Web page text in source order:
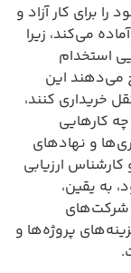
برای کار آزاد و
می‌کند، زیرا
استخدام
می‌دهند این
خریداری کنند،
کارهایی
و نهادهای
ارزیابی
به یقین،
شرکت‌های
پروژه‌ها و